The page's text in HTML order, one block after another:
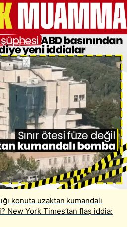
konuta uzaktan kumandalı
New York Times’tan flaş iddia: